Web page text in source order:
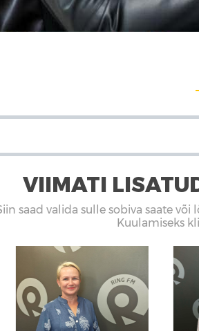
VIIMATI
saad valida sulle sobiva saate
Kuulamiseks